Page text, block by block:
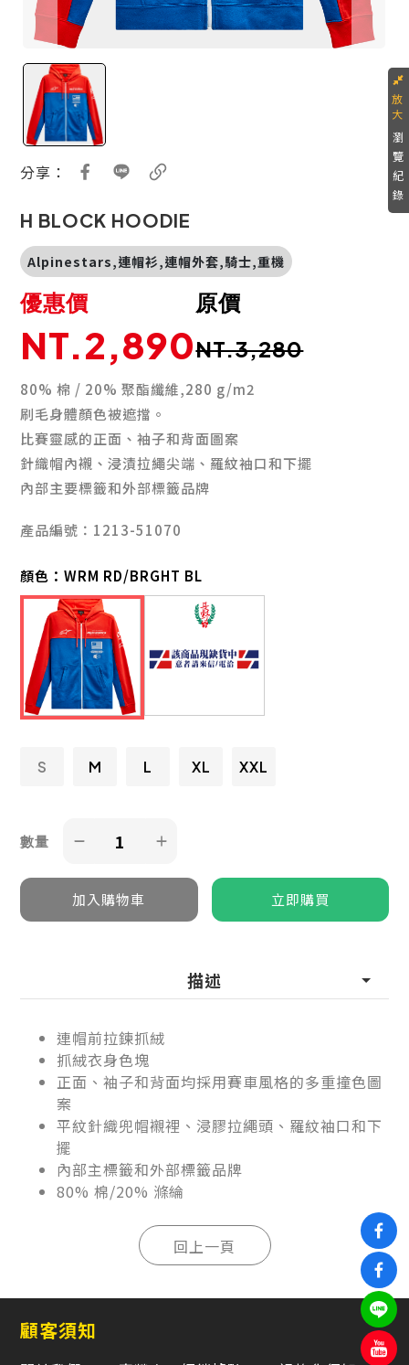
分享：
H BLOCK HOODIE
Alpinestars,連帽衫,連帽外套,騎士,重機
原價
NT.3,280
優惠價
NT.2,890
80% 棉 / 20% 聚酯纖維,280 g/m2
刷毛身體顏色被遮擋。
比賽靈感的正面、袖子和背面圖案
針織帽內襯、浸漬拉繩尖端、羅紋袖口和下擺
內部主要標籤和外部標籤品牌
產品編號：1213-51070
顏色：WRM RD/BRGHT BL
S M L XL XXL
數量
描述
連帽前拉鍊抓絨
抓絨衣身色塊
正面、袖子和背面均採用賽車風格的多重撞色圖
案
平紋針織兜帽襯裡、浸膠拉繩頭、羅紋袖口和下
擺
內部主標籤和外部標籤品牌
80% 棉/20% 滌綸
瀏
覽
紀
錄
顧客須知